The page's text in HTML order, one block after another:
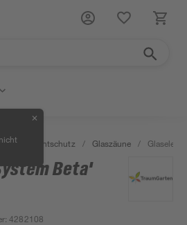
✕
Zäune & Sichtschutz / Glaszäune /
Beta'
:4282108